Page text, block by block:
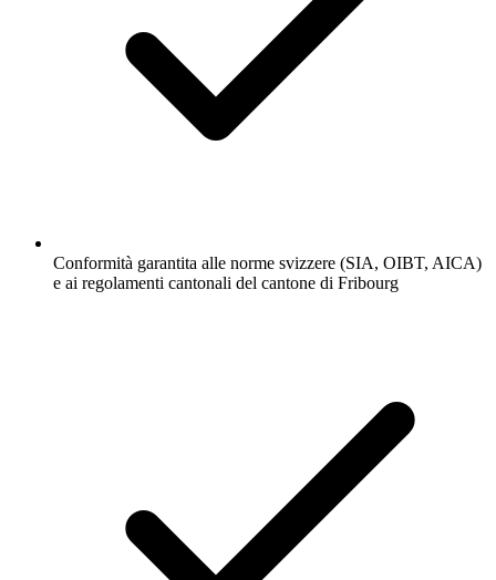
Conformità garantita alle norme svizzere (SIA, OIBT, AICA)
e ai regolamenti cantonali del cantone di Fribourg